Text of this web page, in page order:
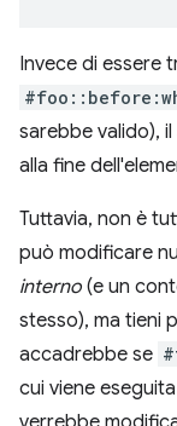
Invece di essere
sarebbe valido),
alla fine
Tuttavia, non è
può modificare
interno (e un
stesso), ma tieni
accadrebbe se
cui viene